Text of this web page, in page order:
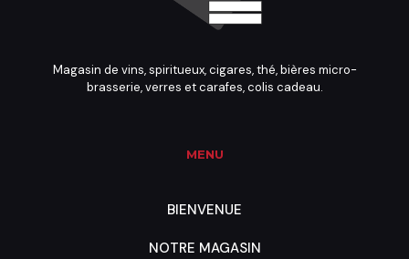
Magasin de vins, spiritueux, cigares, thé, bières micro-
brasserie, verres et carafes, colis cadeau.
MENU
BIENVENUE
NOTRE MAGASIN